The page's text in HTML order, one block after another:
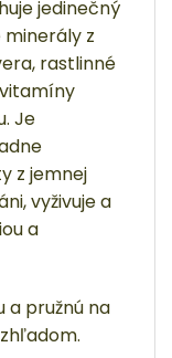
jedinečný
z
rastlinné
Je
z jemnej
vyživuje a
a
a pružnú na